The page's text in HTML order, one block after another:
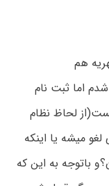
هم
اما ثبت نام
لحاظ نظام
میشه یا اینکه
باتوجه به این که